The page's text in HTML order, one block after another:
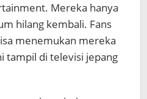
Mereka hanya
hilang kembali. Fans
menemukan mereka
tampil di televisi jepang